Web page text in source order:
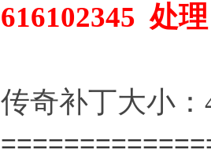
616102345 处理
传奇补丁大小：